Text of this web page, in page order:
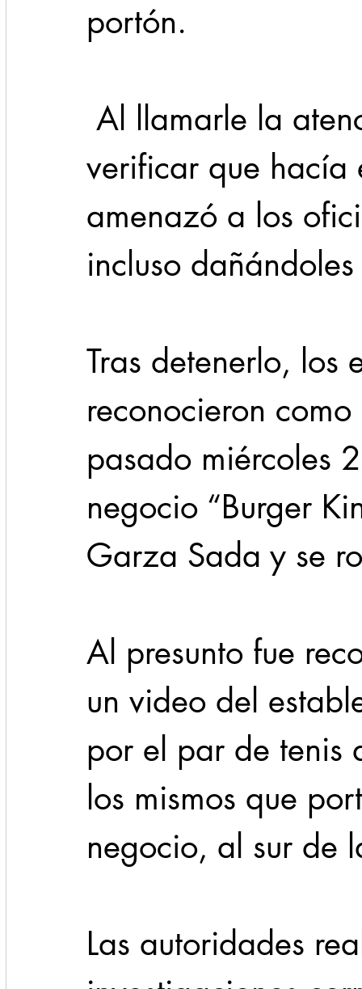
portón.
verificar que hacía
amenazó a los
incluso
Tras detenerlo, los
reconocieron
pasado miércoles
negocio “Burger
Garza Sada y se
Al presunto fue
un video del
por el par de
los mismos que
negocio, al sur
Las autoridades